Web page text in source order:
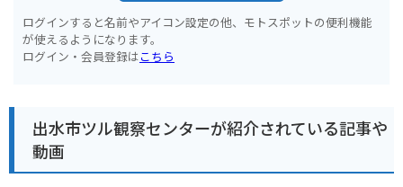
ログインすると名前やアイコン設定の他、モトスポットの便利機能
が使えるようになります。
ログイン・会員登録はこちら
出水市ツル観察センターが紹介されている記事や
動画